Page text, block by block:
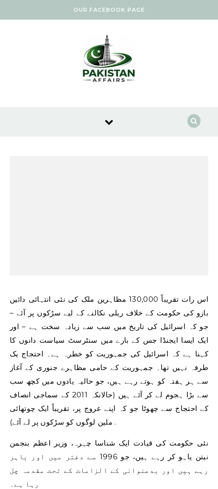
OUR FACEBOOK PAGE
اس رات تقریباً 130,000 مظاہرین ملک کی نئی انتہائی دائیں
بازو کی حکومت کے خلاف ریلی نکالنے کے لیے سڑکوں پر آئے –
جو کہ اسرائیل کی تاریخ میں سب سے زیادہ سخت ہے – اور
ایک ایسا ایجنڈا جس کے بارے میں سنٹرسٹ سیاست دانوں کا
کہنا ہے کہ اسرائیل کی جمہوریت کو خطرہ ہے۔ احتجاج یک
طرفہ نہیں تھا۔ جمہوریت کے حامی مظاہرے جنوری کے آغاز
سے ہر ہفتہ کو ہوتے رہے ہیں، جو حالیہ یادوں میں کچھ سب
سے بڑا ہجوم لے کر آئے ہیں (حالانکہ 2011 کے سماجی انصاف
کے احتجاج سے چھوٹا جو کہ اپنے عروج پر، تقریباً ایک چوتھائی
ملین لوگوں کو سڑکوں پر لے آئے) .
نئی حکومت کی قیادت ایک شناسا چہرہ، وزیر اعظم بنجمن
نیتن یاہو کر رہے ہیں، جو 1996 سے دفتر میں اور باہر
رہے ہیں اور بدعنوانی کے الزامات کے تحت مقدمہ چل
رہا ہے۔